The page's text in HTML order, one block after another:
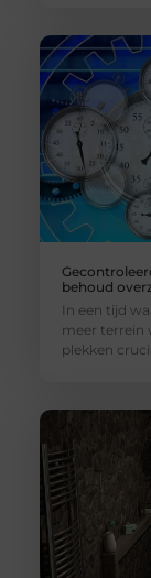
behoud
In een tijd
meer terrein
plekken